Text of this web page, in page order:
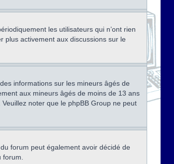
les utilisateurs qui n’ont rien
plus activement aux discussions sur le
informations sur les mineurs âgés de
aux mineurs âgés de moins de 13 ans
noter que le phpBB Group ne peut
forum peut également avoir décidé de